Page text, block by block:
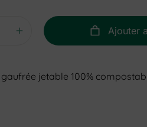
Ajouter
jetable 100%